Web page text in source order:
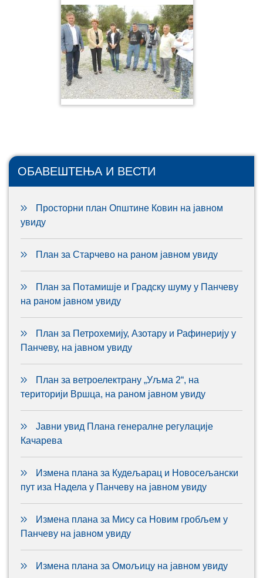
ОБАВЕШТЕЊА И ВЕСТИ
Просторни план Општине Ковин на јавном
увиду
План за Старчево на раном јавном увиду
План за Потамишје и Градску шуму у Панчеву
на раном јавном увиду
План за Петрохемију, Азотару и Рафинерију у
Панчеву, на јавном увиду
План за ветроелектрану „Уљма 2“, на
територији Вршца, на раном јавном увиду
Јавни увид Плана генералне регулације
Качарева
Измена плана за Кудељарац и Новосељански
пут иза Надела у Панчеву на јавном увиду
Измена плана за Мису са Новим гробљем у
Панчеву на јавном увиду
Измена плана за Омољицу на јавном увиду